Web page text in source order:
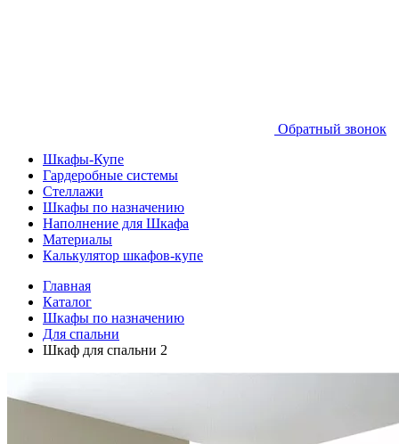
Обратный звонок
Шкафы-Купе
Гардеробные системы
Стеллажи
Шкафы по назначению
Наполнение для Шкафа
Материалы
Калькулятор шкафов-купе
Главная
Каталог
Шкафы по назначению
Для спальни
Шкаф для спальни 2